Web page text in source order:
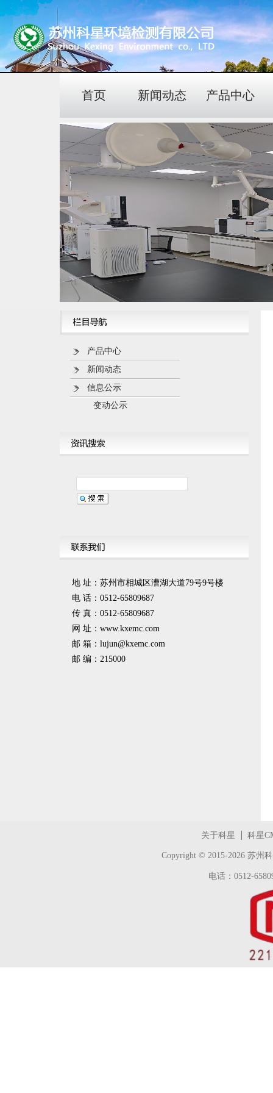
首页 新闻动态 产品中心
产品中心
新闻动态
信息公示
变动公示
地 址：苏州市相城区漕湖大道79号9号楼
电 话：0512-65809687
传 真：0512-65809687
网 址：www.kxemc.com
邮 箱： lujun@kxemc.com
邮 编：215000
关于科星 科星
Copyright © 2015-2026 苏州
电话：0512-